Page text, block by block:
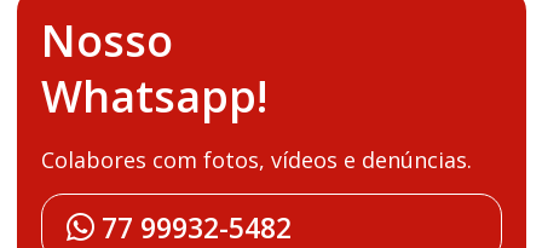
Nosso
Whatsapp!
Colabores com fotos, vídeos e denúncias.
77 99932-5482